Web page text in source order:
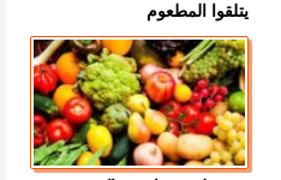
يتلقوا المطعوم